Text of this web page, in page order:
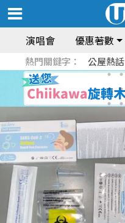
演唱會 優惠著數
熱門關鍵字： 公屋熱話